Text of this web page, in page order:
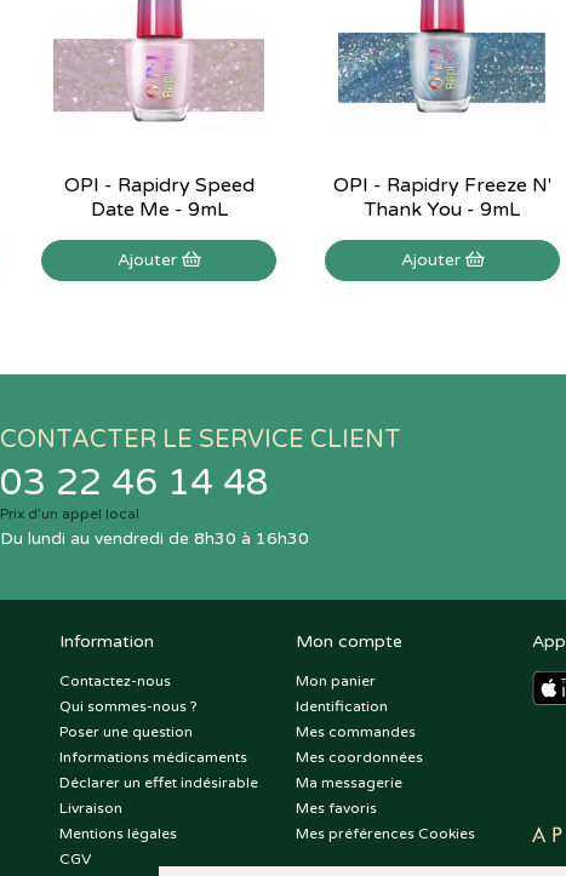
OPI - Rapidry Speed
Date Me - 9mL
Ajouter
OPI - Rapidry Freeze N'
Thank You - 9mL
Ajouter
CONTACTER LE SERVICE CLIENT
03 22 46 14 48
Prix d’un appel local
Du lundi au vendredi de 8h30 à 16h30
Information
Contactez-nous
Qui sommes-nous ?
Poser une question
Informations médicaments
Déclarer un effet indésirable
Livraison
Mentions légales
CGV
Mon compte
Mon panier
Identification
Mes commandes
Mes coordonnées
Ma messagerie
Mes favoris
Mes préférences Cookies